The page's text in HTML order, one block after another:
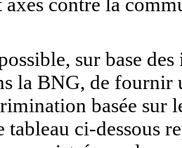
sur base
la BNG, de fournir
basée sur
tableau ci-dessous